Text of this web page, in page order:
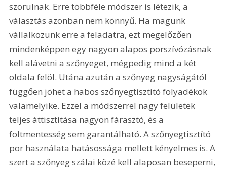
szorulnak. Erre többféle módszer is létezik, a
választás azonban nem könnyű. Ha magunk
vállalkozunk erre a feladatra, ezt megelőzően
mindenképpen egy nagyon alapos porszívózásnak
kell alávetni a szőnyeget, mégpedig mind a két
oldala felöl. Utána azután a szőnyeg nagyságától
függően jöhet a habos szőnyegtisztító folyadékok
valamelyike. Ezzel a módszerrel nagy felületek
teljes áttisztítása nagyon fárasztó, és a
foltmentesség sem garantálható. A szőnyegtisztító
por használata hatásossága mellett kényelmes is. A
szert a szőnyeg szálai közé kell alaposan beseperni,